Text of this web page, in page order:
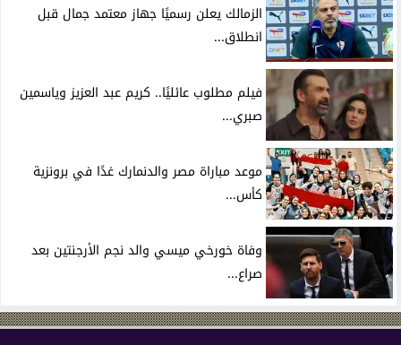
الزمالك يعلن رسميًا جهاز معتمد جمال قبل
انطلاق...
فيلم مطلوب عائليًا.. كريم عبد العزيز وياسمين
صبري...
موعد مباراة مصر والدنمارك غدًا في برونزية
كأس...
وفاة خورخي ميسي والد نجم الأرجنتين بعد
صراع...